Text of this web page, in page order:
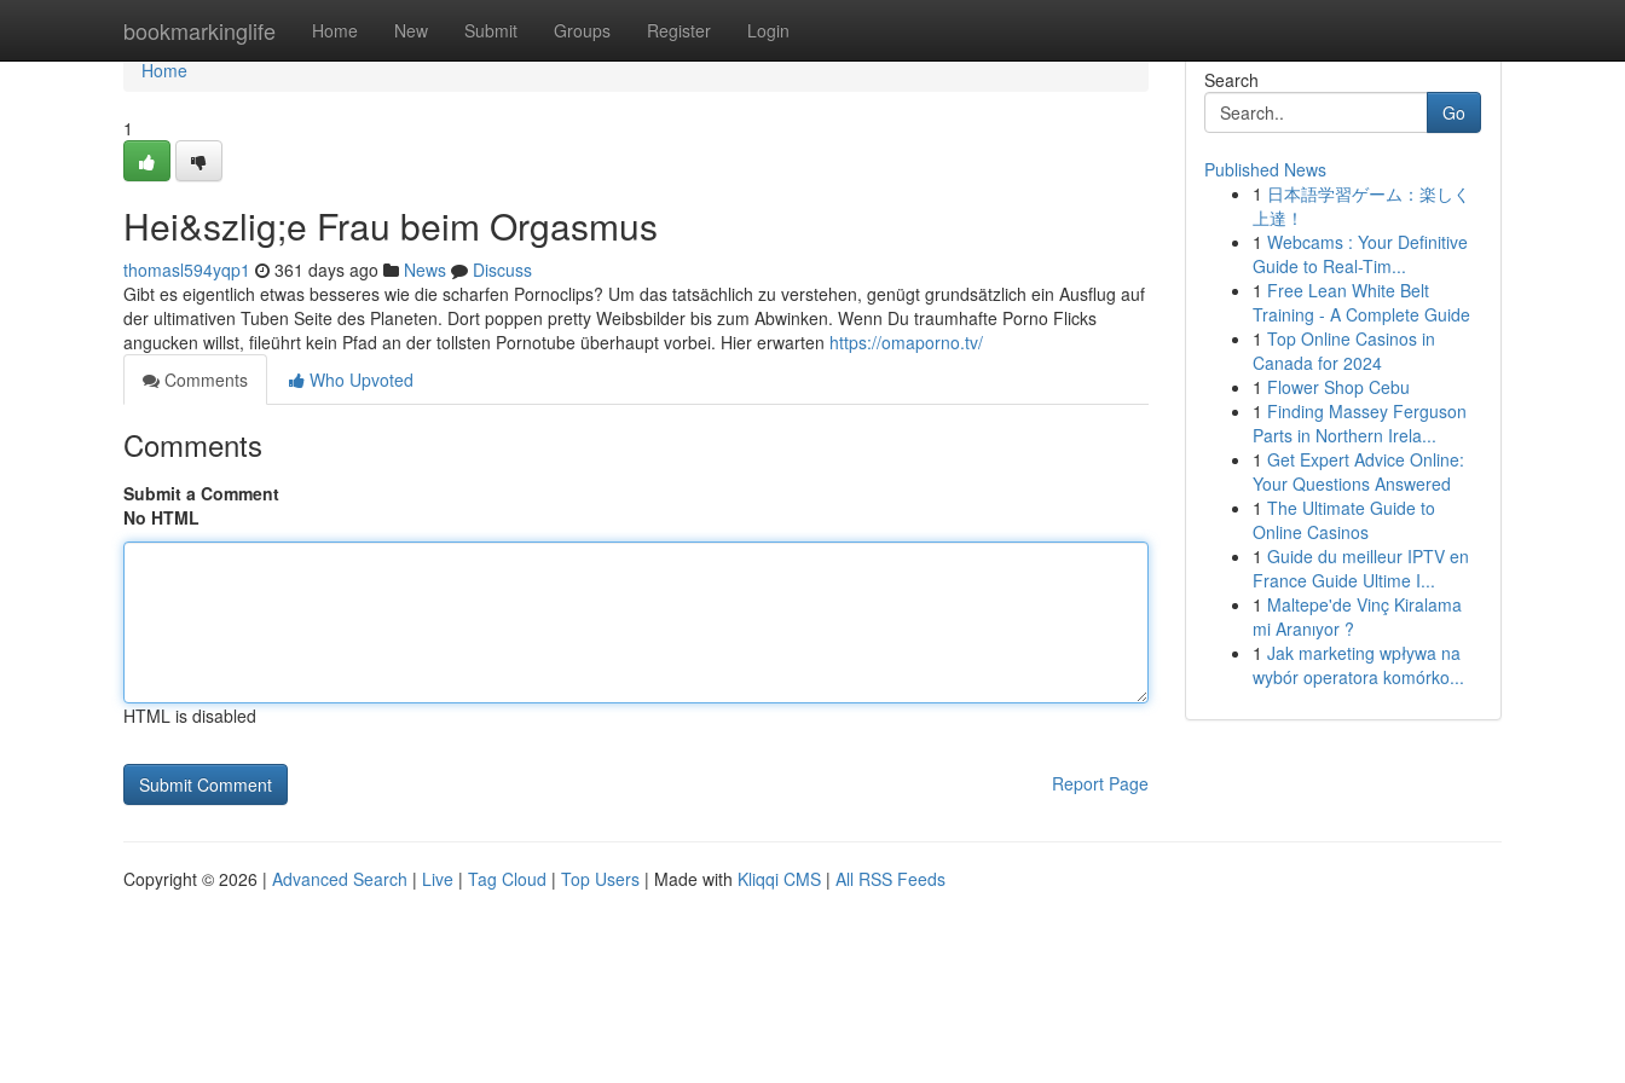
bookmarkinglife Home New Submit Groups Register Login
Home
Home
1
Hei&szlig;e Frau beim Orgasmus
thomasl594yqp1 361 days ago News
Discuss
Gibt es eigentlich etwas besseres wie die scharfen Pornoclips? Um das tatsächlich zu verstehen, genügt grundsätzlich ein Ausflug auf
der ultimativen Tuben Seite des Planeten. Dort poppen pretty Weibsbilder bis zum Abwinken. Wenn Du traumhafte Porno Flicks
angucken willst, fileührt kein Pfad an der tollsten Pornotube überhaupt vorbei. Hier erwarten https://omaporno.tv/
Comments
Who Upvoted
Comments
Submit a Comment
No HTML
HTML is disabled
Report Page
Search
Go
Published News
1 日本語学習ゲーム：楽しく
上達！
1 Webcams : Your Definitive
Guide to Real-Tim...
1 Free Lean White Belt
Training - A Complete Guide
1 Top Online Casinos in
Canada for 2024
1 Flower Shop Cebu
1 Finding Massey Ferguson
Parts in Northern Irela...
1 Get Expert Advice Online:
Your Questions Answered
1 The Ultimate Guide to
Online Casinos
1 Guide du meilleur IPTV en
France Guide Ultime I...
1 Maltepe'de Vinç Kiralama
mi Aranıyor ?
1 Jak marketing wpływa na
wybór operatora komórko...
Copyright © 2026 | Advanced Search | Live | Tag Cloud | Top Users | Made with Kliqqi CMS | All RSS Feeds